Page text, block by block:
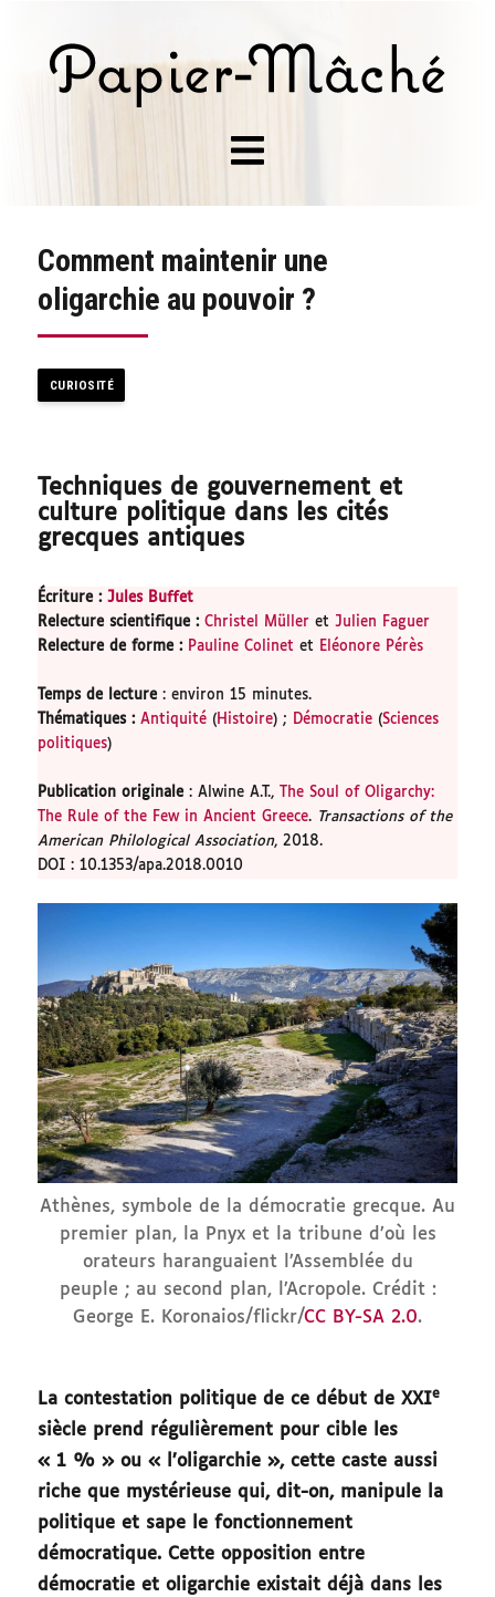
Comment maintenir une
oligarchie au pouvoir ?
CURIOSITÉ
Techniques de gouvernement et
culture politique dans les cités
grecques antiques
Écriture :Jules Buffet
Relecture scientifique:Christel Müller etJulien Faguer
Relecture de forme: Pauline Colinet et Eléonore Pérès
Temps de lecture: environ 15 minutes.
Thématiques: Antiquité (Histoire) ; Démocratie (Sciences
politiques)
Publication originale: Alwine A.T.,
The Soul of Oligarchy:
The Rule of the Few in Ancient Greece. Transactions of the
American Philological Association, 2018.
DOI : 10.1353/apa.2018.0010
Athènes, symbole de la démocratie grecque. Au
premier plan, la Pnyx et la tribune d’où les
orateurs haranguaient l’Assemblée du
peuple ; au second plan, l’Acropole. Crédit :
George E. Koronaios/flickr/CC BY-SA 2.0.
La contestation politique de ce début de XXIe
siècle prend régulièrement pour cible les
« 1 % » ou « l’oligarchie », cette caste aussi
riche que mystérieuse qui, dit-on, manipule la
politique et sape le fonctionnement
démocratique. Cette opposition entre
démocratie et oligarchie existait déjà dans les